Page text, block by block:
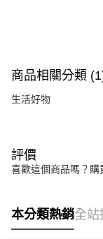
商品相關分類
生活好物
評價
喜歡這個商品嗎？
本分類熱銷全站